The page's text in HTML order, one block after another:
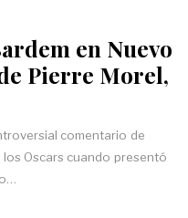
en Nuevo
Pierre Morel,
comentario de
Oscars cuando presentó